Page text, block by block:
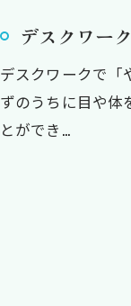
デスクワー
デスクワークで「
ずのうちに目や体
とができ…